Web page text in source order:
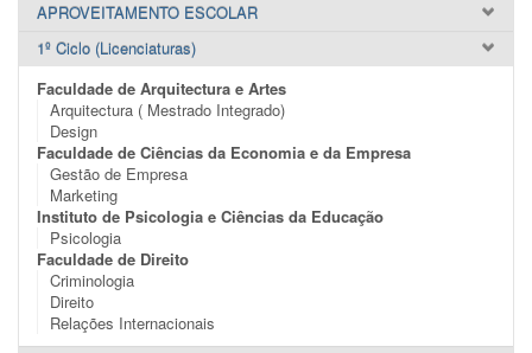
APROVEITAMENTO ESCOLAR
1º Ciclo (Licenciaturas)
Faculdade de Arquitectura e Artes
Arquitectura ( Mestrado Integrado)
Design
Faculdade de Ciências da Economia e da Empresa
Gestão de Empresa
Marketing
Instituto de Psicologia e Ciências da Educação
Psicologia
Faculdade de Direito
Criminologia
Direito
Relações Internacionais